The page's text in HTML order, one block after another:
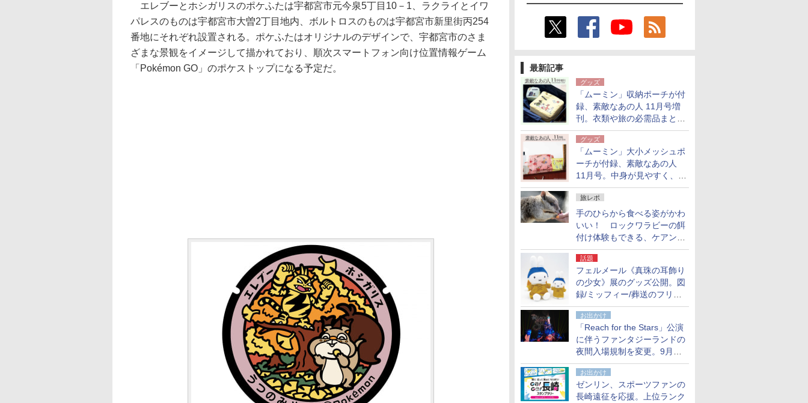
最新記事
グッズ
「ムーミン」収納ポーチが付
録、素敵なあの人 11月号増
刊。衣類や旅の必需品まとま
る大小2個セット
グッズ
「ムーミン」大小メッシュポ
ーチが付録、素敵なあの人
11月号。中身が見やすく、温
泉スパにも使える
旅レポ
手のひらから食べる姿がかわ
いい！ ロックワラビーの餌
付け体験もできる、ケアンズ
でアサートン高原の日本語ガ
イド付きツアーに参加してみ
た
話題
フェルメール《真珠の耳飾り
の少女》展のグッズ公開。図
録/ミッフィー/葬送のフリー
レンほか、注目ブランドコラ
ボが実現
お出かけ
「Reach for the Stars」公演
に伴うファンタジーランドの
夜間入場規制を変更。9月か
ら18時50分～20時ごろに
お出かけ
ゼンリン、スポーツファンの
長崎遠征を応援。上位ランク
エレブーとホシガリスのポケふたは宇都宮市元今泉5丁目10－1、ラクライとイワ
パレスのものは宇都宮市大曽2丁目地内、ボルトロスのものは宇都宮市新里街丙254
番地にそれぞれ設置される。ポケふたはオリジナルのデザインで、宇都宮市のさま
ざまな景観をイメージして描かれており、順次スマートフォン向け位置情報ゲーム
「Pokémon GO」のポケストップになる予定だ。